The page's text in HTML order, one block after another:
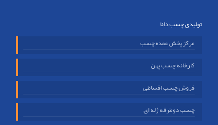
تولیدی چسب دانا
مرکز پخش عمده چسب
کارخانه چسب پهن
فروش چسب اقساطی
چسب دوطرفه ژله ای